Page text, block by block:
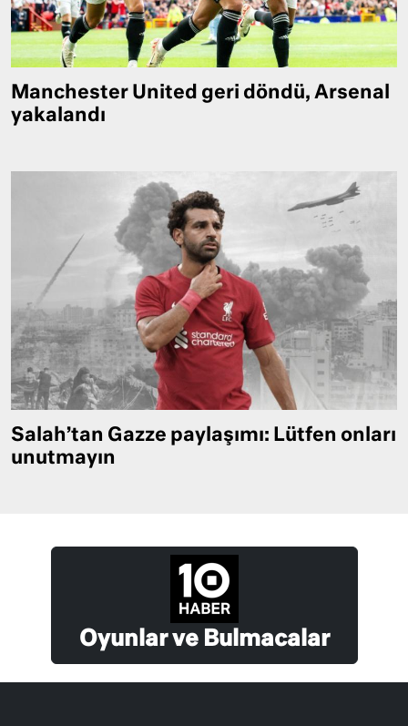
Manchester United geri döndü, Arsenal
yakalandı
Salah’tan Gazze paylaşımı: Lütfen onları
unutmayın
Oyunlar ve Bulmacalar